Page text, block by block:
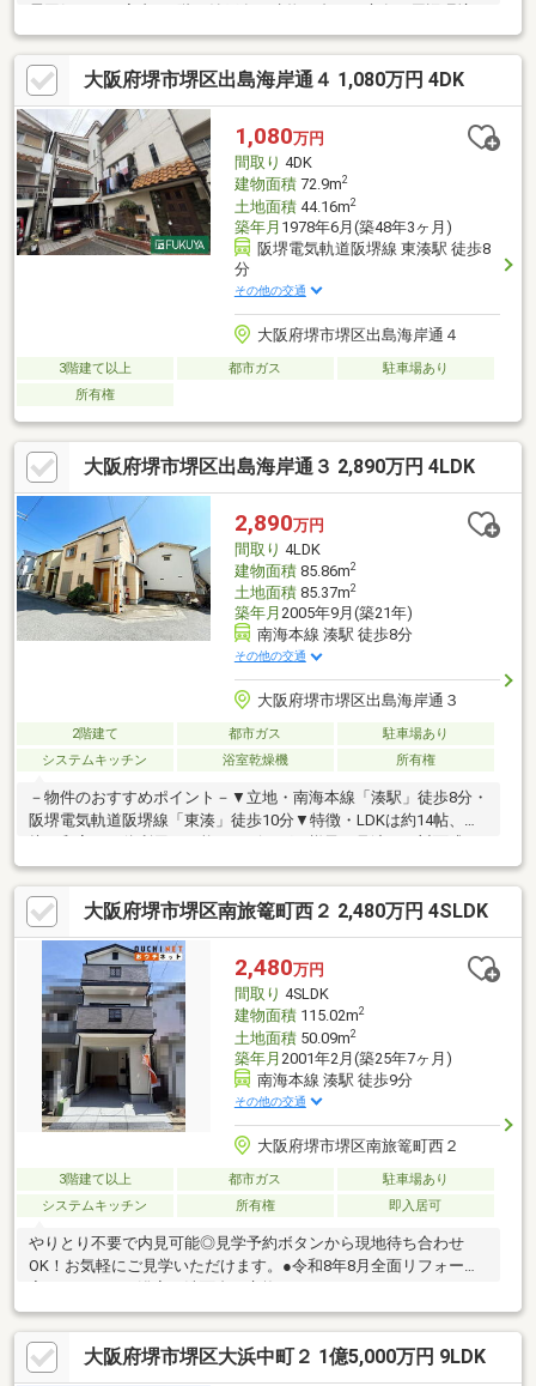
スーパー「日之出屋御陵前店」徒歩2分(約150m)・新湊小学校 徒
歩7分(約540m)※1階の一部(面積箇所不明)及び2階部分(約20.25平
米、テープ測量による)が増築未登記※再建築時には隣接住戸との
協議が必要※契約不適合責任免責※容積率は前面道路幅員により
160％に制限■ ご希望の住まい探しをお手伝いします
━━━━━・・・物件の詳細・ご相談はお気軽にお問い合わせく
ださい。
大阪府堺市堺区出島海岸通４ 1,080万円 4DK
1,080万円
間取り 4DK
建物面積72.9m2
土地面積44.16m2
築年月 1978年6月(築48年3ヶ月)
阪堺電気軌道阪堺線 東湊駅 徒歩8
分
その他の交通
大阪府堺市堺区出島海岸通４
3階建て以上 都市ガス
駐車場あり
所有権
大阪府堺市堺区出島海岸通３ 2,890万円 4LDK
2,890万円
間取り 4LDK
建物面積85.86m2
土地面積85.37m2
築年月 2005年9月(築21年)
南海本線 湊駅 徒歩8分
その他の交通
大阪府堺市堺区出島海岸通３
2階建て 都市ガス
駐車場あり
システムキッチン
浴室乾燥機 所有権
－物件のおすすめポイント－▼立地・南海本線「湊駅」徒歩8分・
阪堺電気軌道阪堺線「東湊」徒歩10分▼特徴・LDKは約14帖、隣
ッチン・洗面室は2WAY仕様で家事・生活動線に配慮・室内随所に
収納を設置・駐車スペース有(車種による)▼設備・食器洗乾燥
機・浴室乾燥機・各階にトイレ有・床下収納2か所▼周辺環境・堺
市立新湊小学校 徒歩8分(約600m)※敷地の一部は建ぺい率80%・容
積率300%■ ご希望の住まい探しをお手伝いします
━━━━━・・・物件の詳細・ご相談はお気軽にお問い合わせく
ださい。
大阪府堺市堺区南旅篭町西２ 2,480万円 4SLDK
2,480万円
間取り 4SLDK
建物面積115.02m2
土地面積50.09m2
築年月 2001年2月(築25年7ヶ月)
南海本線 湊駅 徒歩9分
その他の交通
大阪府堺市堺区南旅篭町西２
3階建て以上 都市ガス
駐車場あり
システムキッチン
所有権 即入居可
やりとり不要で内見可能◎見学予約ボタンから現地待ち合わせ
OK！お気軽にご見学いただけます。●令和8年8月全面リフォーム
全面貼替。外壁・バルコニー防水塗装なども実施された、気持ち
よく新生活を始められる住まいです。●南海本線「湊」駅徒歩9分
徒歩で駅を利用でき、通勤・通学にも便利な立地。車だけに頼ら
ず生活できるのも嬉しいポイントです。●洋室3室＋和室＋納戸の
大阪府堺市堺区大浜中町２ 1億5,000万円 9LDK